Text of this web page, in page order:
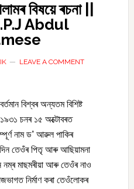
বিষয়ে ৰচনা ||
Abdul
LEAVE A COMMENT
বিশ্বৰ অন্যতম বিশিষ্ট
১৯৩১ চনৰ ১৫ অক্টোবৰত
নাম ড° আৱুল পাকিৰ
তেওঁৰ পিতৃ আৰু আছিয়ামনা
মাছমৰীয়া আৰু তেওঁৰ নাও
নিৰ্মাণ কৰা তেওঁলোকৰ